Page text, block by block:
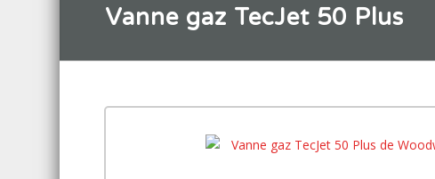
Vanne gaz TecJet 50 Plus
Garantie Woodward